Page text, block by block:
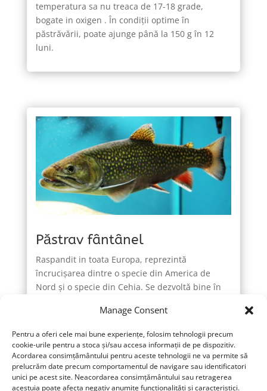
Manage Consent
Pentru a oferi cele mai bune experiențe, folosim tehnologii precum
cookie-urile pentru a stoca și/sau accesa informații de pe dispozitiv.
Acordarea consimțământului pentru aceste tehnologii ne va permite să
prelucrăm date precum comportamentul de navigare sau identificatori
unici pe acest site. Neacordarea consimțământului sau retragerea
acestuia poate afecta negativ anumite funcționalități și caracteristici.
temperatura sa nu treaca de 17-18 grade,
bogate in oxigen . În condiţii optime în
păstrăvării, poate ajunge până la 150 g în 12
luni.
Păstrav fântânel
Raspandit in toata Europa, reprezintă
încrucişarea dintre o specie din America de
Nord şi o specie din Cehia. Se dezvoltă bine în
grade C, dar poate creşte şi la temperaturi mai
În condiţii optime de dezvoltare poate ajunge la
250g în 12 luni. Are o coloratie deosebit de vie si
de frumoasa. Spatele este brun-verzui cu